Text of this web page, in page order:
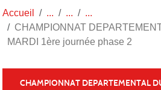
Accueil
CHAMPIONNAT
MARDI 1ère journée phase 2
CHAMPIONNAT DEPARTEMENTAL